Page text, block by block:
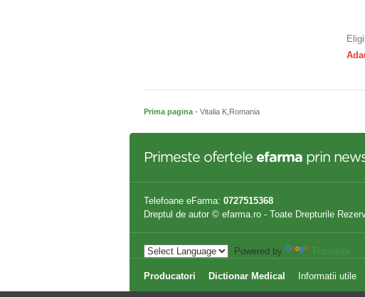
Prima pagina - Vitalia K,Romania
Primeste ofertele efarma prin
Telefoane eFarma: 0727515368
Dreptul de autor © efarma.ro - Toate Drepturile
Powered by
Producatori Dictionar Medical Informatii utile